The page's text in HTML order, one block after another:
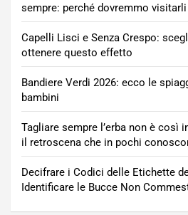
sempre: perché dovremmo
Capelli Lisci e Senza Crespo:
ottenere questo effetto
Bandiere Verdi 2026: ecco le
bambini
Tagliare sempre l’erba non è così
il retroscena che in pochi
Decifrare i Codici delle Etichette
Identificare le Bucce Non